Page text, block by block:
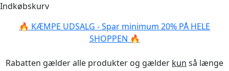
Skip
navigation
Skip
content
Indkøbskurv
🔥 KÆMPE UDSALG - Spar minimum 20% PÅ HELE
SHOPPEN 🔥
Rabatten gælder alle produkter og gælder kun så længe